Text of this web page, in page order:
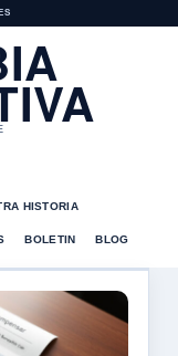
HISTORIA
BOLETIN BLOG